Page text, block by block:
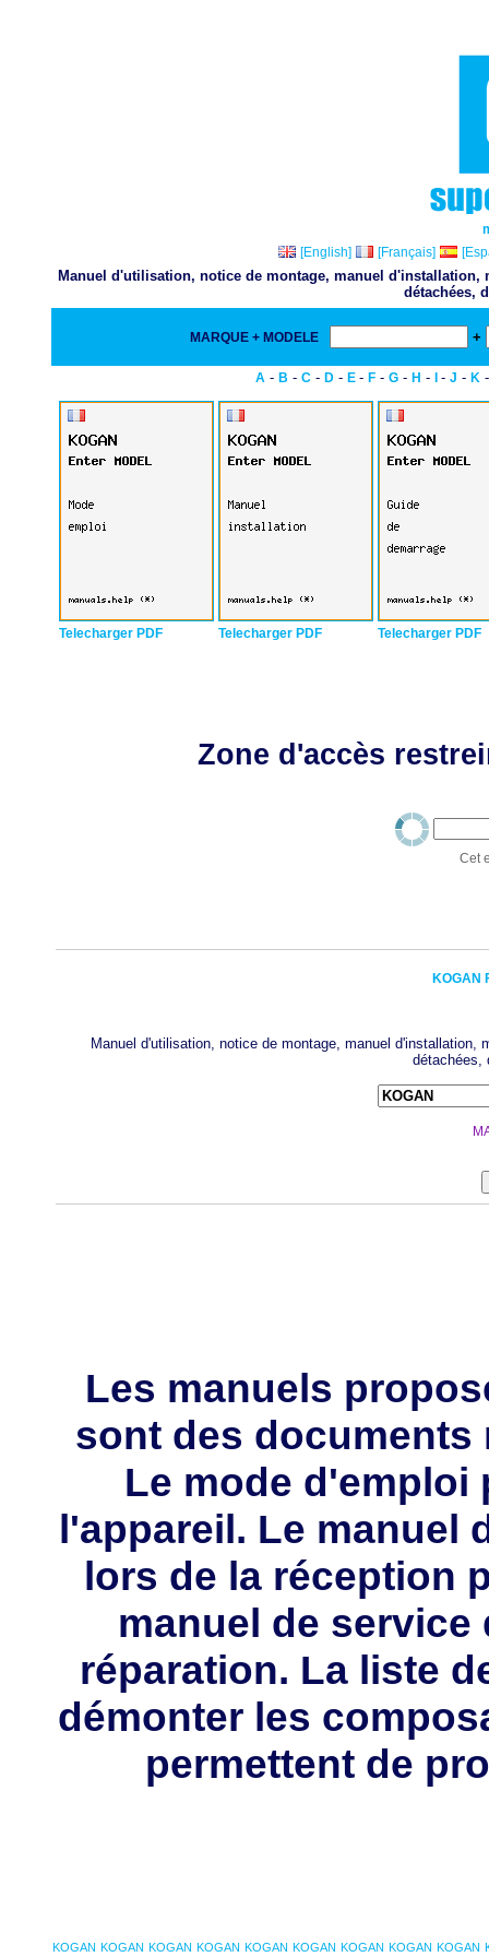
[English]
[Français]
Manuel d'utilisation, notice de montage, manuel
détachées,
MARQUE + MODELE +
A - B - C - D - E - F - G - H - - J - K
Telecharger PDF Telecharger PDF Telecharger PDF
Zone d'accès
Cet
KOGAN
Manuel d'utilisation, notice de montage, manuel
détachées,
Les manuels
sont des documents
Le mode d'emploi
l'appareil. Le manuel
lors de la réception
manuel de
réparation. La liste
démonter les
permettent de
KOGAN KOGAN KOGAN KOGAN KOGAN KOGAN KOGAN KOGAN KOGAN